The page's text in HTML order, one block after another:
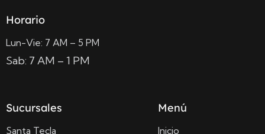
Horario
Lun-Vie: 7 AM – 5 PM
Sab: 7 AM – 1 PM
Sucursales
Santa Tecla
Menú
Inicio